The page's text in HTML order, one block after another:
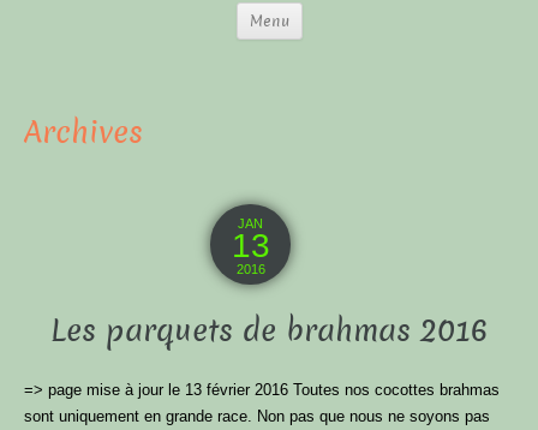
Menu
Archives
JAN
13
2016
Les parquets de brahmas 2016
=> page mise à jour le 13 février 2016 Toutes nos cocottes brahmas
sont uniquement en grande race. Non pas que nous ne soyons pas